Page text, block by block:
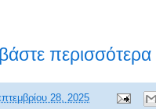
περισσότερα
28, 2025